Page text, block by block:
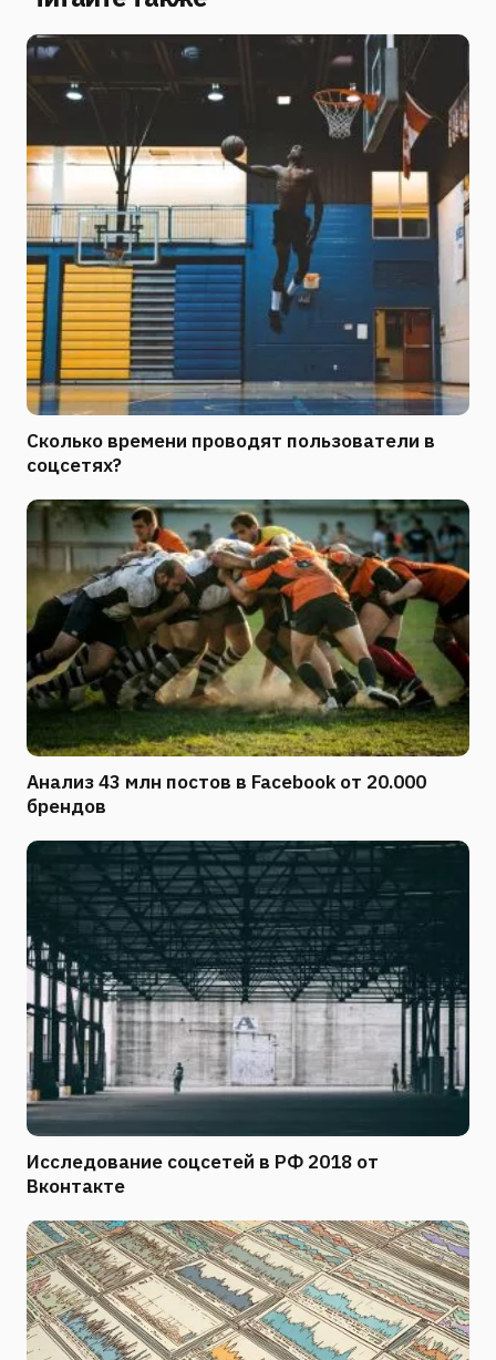
Сколько времени проводят пользователи в
соцсетях?
Анализ 43 млн постов в Facebook от 20.000
брендов
Исследование соцсетей в РФ 2018 от
Вконтакте